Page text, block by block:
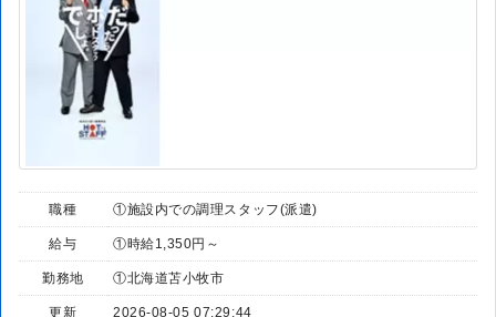
職種 ①施設内での調理スタッフ(派遣)
給与 ①時給1,350円～
勤務地 ①北海道苫小牧市
更新 2026-08-05 07:29:44